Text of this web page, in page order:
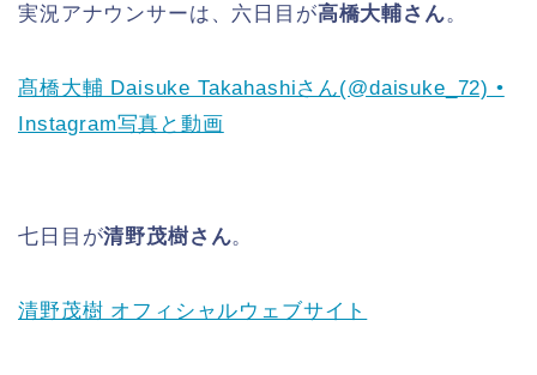
実況アナウンサーは、六日目が高橋大輔さん。
髙橋大輔 Daisuke Takahashiさん(@daisuke_72) •
Instagram写真と動画
七日目が清野茂樹さん。
清野茂樹 オフィシャルウェブサイト